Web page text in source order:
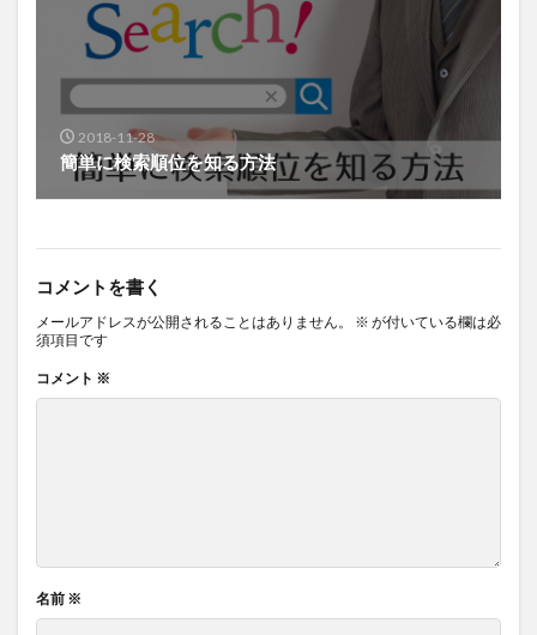
2018-11-28
簡単に検索順位を知る方法
コメントを書く
メールアドレスが公開されることはありません。 ※ が付いている欄は必
須項目です
コメント ※
名前 ※